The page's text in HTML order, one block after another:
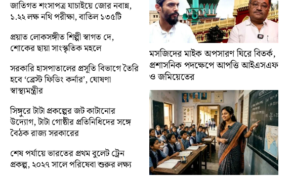
জাতিগত শংসাপত্র যাচাইয়ে জোর নবান্ন,
১.২২ লক্ষ নথি পরীক্ষা, বাতিল ১৩৫টি
প্রয়াত লোকসঙ্গীত শিল্পী স্বাগত দে,
শোকের ছায়া সাংস্কৃতিক মহলে
সরকারি হাসপাতালের প্রসূতি বিভাগে তৈরি
হবে ‘ব্রেস্ট ফিডিং কর্নার’, ঘোষণা
স্বাস্থ্যমন্ত্রীর
সিঙ্গুরে টাটা প্রকল্পের জট কাটানোর
উদ্যোগ, টাটা গোষ্ঠীর প্রতিনিধিদের সঙ্গে
বৈঠক রাজ্য সরকারের
শেষ পর্যায়ে ভারতের প্রথম বুলেট ট্রেন
প্রকল্প, ২০২৭ সালে পরিষেবা শুরুর লক্ষ্য
মসজিদের মাইক অপসারণ ঘিরে বিতর্ক,
প্রশাসনিক পদক্ষেপে আপত্তি আইএসএফ
ও জমিয়েতের